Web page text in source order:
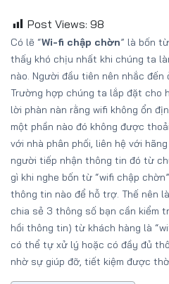
Post Views: 98
Có lẽ “Wi-fi chập chờn” là bốn
thấy khó chịu nhất khi chúng ta
nào. Người đầu tiên nên nhắc đến
Trường hợp chúng ta lắp đặt cho
lời phàn nàn rằng wifi không ổn
một phần nào đó không được
với nhà phân phối, liên hệ với
người tiếp nhận thông tin đó từ
gì khi nghe bốn từ “wifi chập
thông tin nào để hỗ trợ. Thế nên
chia sẻ 3 thông số bạn cần kiểm
hồi thông tin) từ khách hàng là
có thể tự xử lý hoặc có đầy đủ
nhờ sự giúp đỡ, tiết kiệm được